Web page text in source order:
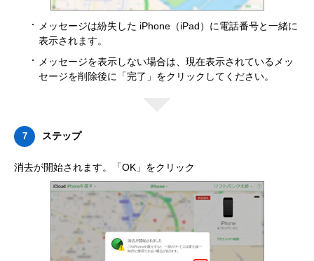
メッセージは紛失した iPhone（iPad）に電話番号と一緒に
表示されます。
メッセージを表示しない場合は、現在表示されているメッ
セージを削除後に「完了」をクリックしてください。
7 ステップ
消去が開始されます。「OK」をクリック